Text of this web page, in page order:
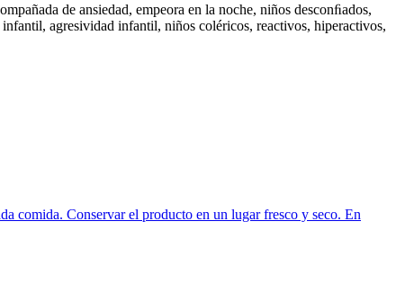
de ansiedad, empeora en la noche, niños desconﬁados,
agresividad infantil, niños coléricos, reactivos, hiperactivos,
comida. Conservar el producto en un lugar fresco y seco. En